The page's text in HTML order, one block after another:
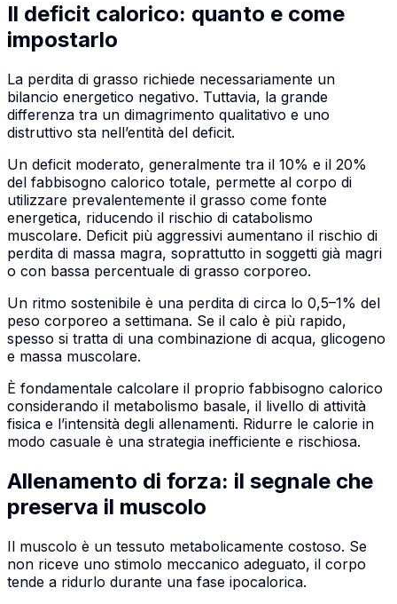
Il deficit calorico: quanto e come
impostarlo
La perdita di grasso richiede necessariamente un
bilancio energetico negativo. Tuttavia, la grande
differenza tra un dimagrimento qualitativo e uno
distruttivo sta nell’entità del deficit.
Un deficit moderato, generalmente tra il 10% e il 20%
del fabbisogno calorico totale, permette al corpo di
utilizzare prevalentemente il grasso come fonte
energetica, riducendo il rischio di catabolismo
muscolare. Deficit più aggressivi aumentano il rischio di
perdita di massa magra, soprattutto in soggetti già magri
o con bassa percentuale di grasso corporeo.
Un ritmo sostenibile è una perdita di circa lo 0,5–1% del
peso corporeo a settimana. Se il calo è più rapido,
spesso si tratta di una combinazione di acqua, glicogeno
e massa muscolare.
È fondamentale calcolare il proprio fabbisogno calorico
considerando il metabolismo basale, il livello di attività
fisica e l’intensità degli allenamenti. Ridurre le calorie in
modo casuale è una strategia inefficiente e rischiosa.
Allenamento di forza: il segnale che
preserva il muscolo
Il muscolo è un tessuto metabolicamente costoso. Se
non riceve uno stimolo meccanico adeguato, il corpo
tende a ridurlo durante una fase ipocalorica.